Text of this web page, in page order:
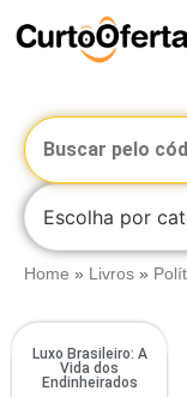
Escolha por
Home » Livros»
Luxo Brasileiro: A
Vida dos
Endinheirados